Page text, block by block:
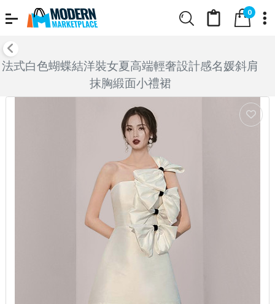
0
法式白色蝴蝶結洋裝女夏高端輕奢設計感名媛斜肩
抹胸緞面小禮裙